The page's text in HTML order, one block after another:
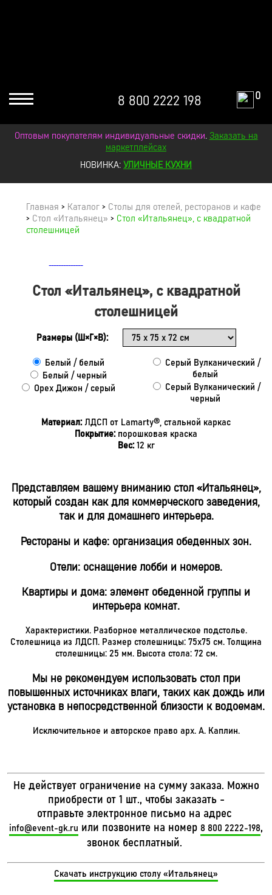
8 800 2222 198 0
Оптовым покупателям индивидуальные скидки. Заказать на
маркетплейсах
НОВИНКА: УЛИЧНЫЕ КУХНИ
Главная > Каталог > Столы для отелей, ресторанов и кафе
> Стол «Итальянец» > Стол «Итальянец», с квадратной
столешницей
Стол «Итальянец», с квадратной
столешницей
Размеры (Ш×Г×В):
Белый / белый
Белый / черный
Орех Дижон / серый
белый
черный
Материал:ЛДСП от Lamarty®, стальной каркас
Покрытие:порошковая краска
Вес: 12 кг
Представляем вашему вниманию стол «Итальянец»,
который создан как для коммерческого заведения,
так и для домашнего интерьера.
Рестораны и кафе: организация обеденных зон.
Отели: оснащение лобби и номеров.
Квартиры и дома: элемент обеденной группы и
интерьера комнат.
Характеристики. Разборное металлическое подстолье.
Столешница из ЛДСП. Размер столешницы: 75х75 см. Толщина
столешницы: 25 мм. Высота стола: 72 см.
Мы не рекомендуем использовать стол при
повышенных источниках влаги, таких как дождь или
установка в непосредственной близости к водоемам.
Исключительное и авторское право арх. А. Каплин.
Не действует ограничение на сумму заказа. Можно
приобрести от 1 шт., чтобы заказать -
отправьте электронное письмо на адрес
info@event-gk.ru или позвоните на номер 8 800 2222-198,
звонок бесплатный.
Скачать инструкцию столу «Итальянец»